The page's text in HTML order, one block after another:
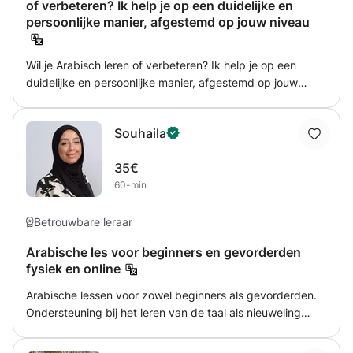
taaldoelen, en samen stellen we lessen samen die perfect
bij je passen. Ik kijk ernaar uit u te helpen Egyptisch
Arabisch te leren en de Egyptische cultuur te ontdekken!
of verbeteren? Ik help je op een duidelijke en
persoonlijke manier, afgestemd op jouw niveau
Wil je Arabisch leren of verbeteren? Ik help je op een
duidelijke en persoonlijke manier, afgestemd op jouw
Uitspraak en dagelijkse communicatie • Woordenschat en
Souhaila
35€
60-min
Betrouwbare leraar
Arabische les voor beginners en gevorderden
fysiek en online
Arabische lessen voor zowel beginners als gevorderden.
Ondersteuning bij het leren van de taal als nieuweling